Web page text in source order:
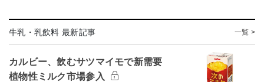
牛乳・乳飲料 最新記事 一覧 >
カルビー、飲むサツマイモで新需要
植物性ミルク市場参入